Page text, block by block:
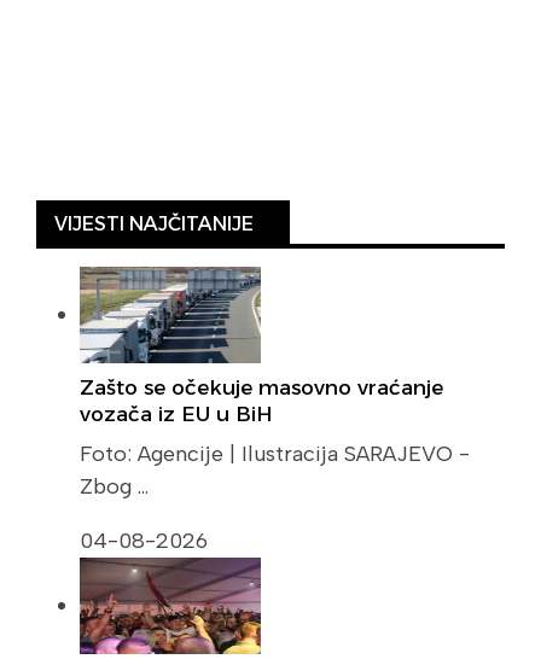
VIJESTI NAJČITANIJE
Zašto se očekuje masovno vraćanje
vozača iz EU u BiH
Foto: Agencije | Ilustracija SARAJEVO -
Zbog …
04-08-2026